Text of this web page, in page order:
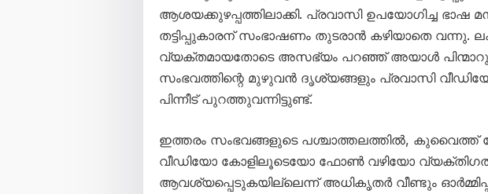
ആശയക്കുഴപ്പത്തിലാക്കി. പ്രവാസി ഉപയോഗിച്ച ഭാഷ
തട്ടിപ്പുകാരന് സംഭാഷണം തുടരാൻ കഴിയാതെ വന്നു.
വ്യക്തമായതോടെ അസഭ്യം പറഞ്ഞ് അയാൾ
സംഭവത്തിന്റെ മുഴുവൻ ദൃശ്യങ്ങളും പ്രവാസി
പിന്നീട് പുറത്തുവന്നിട്ടുണ്ട്.
ഇത്തരം സംഭവങ്ങളുടെ പശ്ചാത്തലത്തിൽ, കുവൈത്ത്
വീഡിയോ കോളിലൂടെയോ ഫോൺ വഴിയോ വ്യക്തിഗത
ആവശ്യപ്പെടുകയില്ലെന്ന് അധികൃതർ വീണ്ടും